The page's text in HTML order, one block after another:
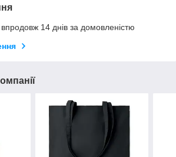
14 днів за домовленістю